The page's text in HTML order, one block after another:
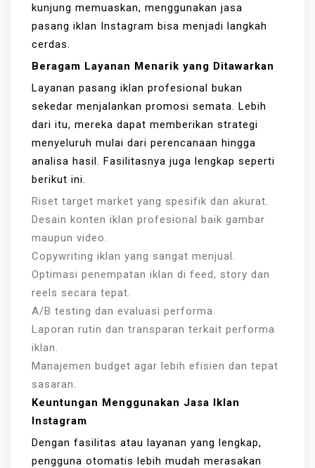
kunjung memuaskan, menggunakan jasa
pasang iklan Instagram bisa menjadi langkah
cerdas.
Beragam Layanan Menarik yang Ditawarkan
Layanan pasang iklan profesional bukan
sekedar menjalankan promosi semata. Lebih
dari itu, mereka dapat memberikan strategi
menyeluruh mulai dari perencanaan hingga
analisa hasil. Fasilitasnya juga lengkap seperti
berikut ini.
Riset target market yang spesifik dan akurat.
Desain konten iklan profesional baik gambar
maupun video.
Copywriting iklan yang sangat menjual.
Optimasi penempatan iklan di feed, story dan
reels secara tepat.
A/B testing dan evaluasi performa.
Laporan rutin dan transparan terkait performa
iklan.
Manajemen budget agar lebih efisien dan tepat
sasaran.
Keuntungan Menggunakan Jasa Iklan
Instagram
Dengan fasilitas atau layanan yang lengkap,
pengguna otomatis lebih mudah merasakan